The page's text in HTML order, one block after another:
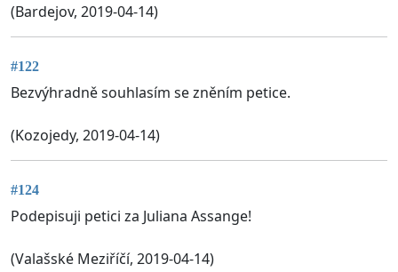
(Bardejov, 2019-04-14)
#122
Bezvýhradně souhlasím se zněním petice.
(Kozojedy, 2019-04-14)
#124
Podepisuji petici za Juliana Assange!
(Valašské Meziříčí, 2019-04-14)